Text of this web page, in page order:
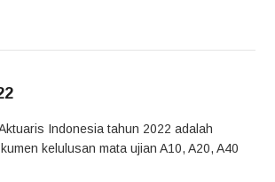
Indonesia tahun 2022 adalah
kelulusan mata ujian A10, A20, A40